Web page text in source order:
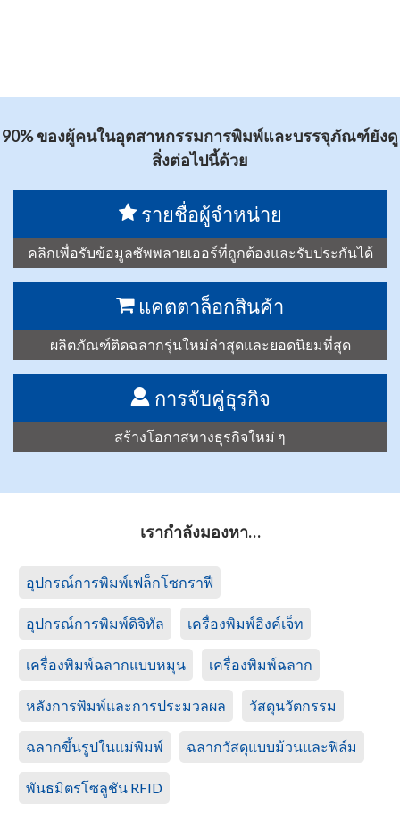
90% ของผู้คนในอุตสาหกรรมการพิมพ์และบรรจุภัณฑ์ยังดู
สิ่งต่อไปนี้ด้วย
รายชื่อผู้จำหน่าย
คลิกเพื่อรับข้อมูลซัพพลายเออร์ที่ถูกต้องและรับประกันได้
แคตตาล็อกสินค้า
ผลิตภัณฑ์ติดฉลากรุ่นใหม่ล่าสุดและยอดนิยมที่สุด
การจับคู่ธุรกิจ
สร้างโอกาสทางธุรกิจใหม่ ๆ
เรากำลังมองหา…
อุปกรณ์การพิมพ์เฟล็กโซกราฟี
อุปกรณ์การพิมพ์ดิจิทัล เครื่องพิมพ์อิงค์เจ็ท
เครื่องพิมพ์ฉลากแบบหมุน เครื่องพิมพ์ฉลาก
หลังการพิมพ์และการประมวลผล วัสดุนวัตกรรม
ฉลากขึ้นรูปในแม่พิมพ์ ฉลากวัสดุแบบม้วนและฟิล์ม
พันธมิตรโซลูชัน RFID